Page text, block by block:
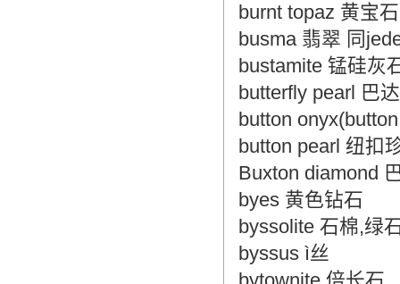
burnt topaz 黄宝
busma 翡翠 同
bustamite 锰硅灰
butterfly pearl 巴
button
button pearl 纽扣
Buxton diamond
byes 黄色钻石
byssolite 石棉,绿
byssus ì丝